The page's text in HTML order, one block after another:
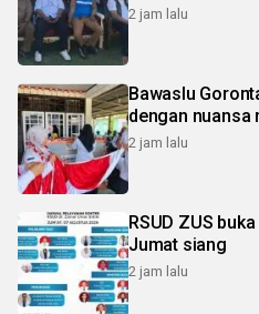
2 jam lalu
Bawaslu
dengan nuansa
2 jam lalu
RSUD ZUS
Jumat siang
2 jam lalu